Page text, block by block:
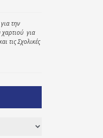
την
για
τις Σχολικές